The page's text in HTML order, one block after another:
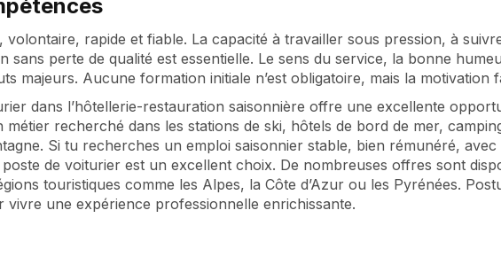
volontaire, rapide et fiable. La capacité à travailler sous pression, à
sans perte de qualité est essentielle. Le sens du service, la bonne
majeurs. Aucune formation initiale n’est obligatoire, mais la motivation
dans l’hôtellerie-restauration saisonnière offre une excellente
métier recherché dans les stations de ski, hôtels de bord de mer,
Si tu recherches un emploi saisonnier stable, bien rémunéré,
de voiturier est un excellent choix. De nombreuses offres sont
touristiques comme les Alpes, la Côte d’Azur ou les Pyrénées.
vivre une expérience professionnelle enrichissante.